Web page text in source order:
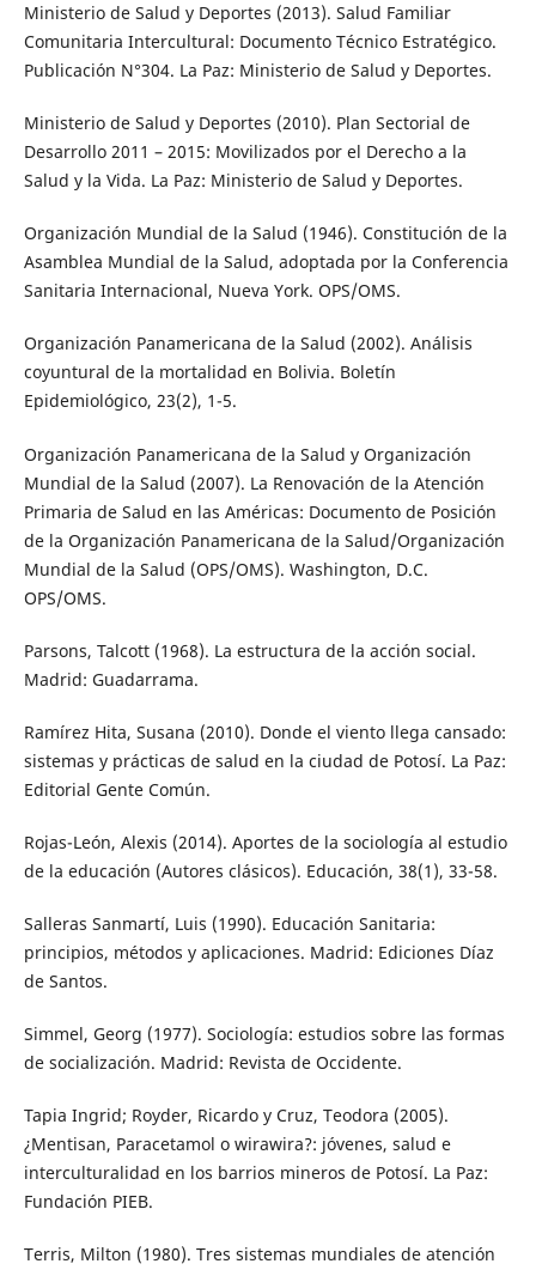
Ministerio de Salud y Deportes (2013). Salud Familiar
Comunitaria Intercultural: Documento Técnico Estratégico.
Publicación N°304. La Paz: Ministerio de Salud y Deportes.
Ministerio de Salud y Deportes (2010). Plan Sectorial de
Desarrollo 2011 – 2015: Movilizados por el Derecho a la
Salud y la Vida. La Paz: Ministerio de Salud y Deportes.
Organización Mundial de la Salud (1946). Constitución de la
Asamblea Mundial de la Salud, adoptada por la Conferencia
Sanitaria Internacional, Nueva York. OPS/OMS.
Organización Panamericana de la Salud (2002). Análisis
coyuntural de la mortalidad en Bolivia. Boletín
Epidemiológico, 23(2), 1-5.
Organización Panamericana de la Salud y Organización
Mundial de la Salud (2007). La Renovación de la Atención
Primaria de Salud en las Américas: Documento de Posición
de la Organización Panamericana de la Salud/Organización
Mundial de la Salud (OPS/OMS). Washington, D.C.
OPS/OMS.
Parsons, Talcott (1968). La estructura de la acción social.
Madrid: Guadarrama.
Ramírez Hita, Susana (2010). Donde el viento llega cansado:
sistemas y prácticas de salud en la ciudad de Potosí. La Paz:
Editorial Gente Común.
Rojas-León, Alexis (2014). Aportes de la sociología al estudio
de la educación (Autores clásicos). Educación, 38(1), 33-58.
Salleras Sanmartí, Luis (1990). Educación Sanitaria:
principios, métodos y aplicaciones. Madrid: Ediciones Díaz
de Santos.
Simmel, Georg (1977). Sociología: estudios sobre las formas
de socialización. Madrid: Revista de Occidente.
Tapia Ingrid; Royder, Ricardo y Cruz, Teodora (2005).
¿Mentisan, Paracetamol o wirawira?: jóvenes, salud e
interculturalidad en los barrios mineros de Potosí. La Paz:
Fundación PIEB.
Terris, Milton (1980). Tres sistemas mundiales de atención